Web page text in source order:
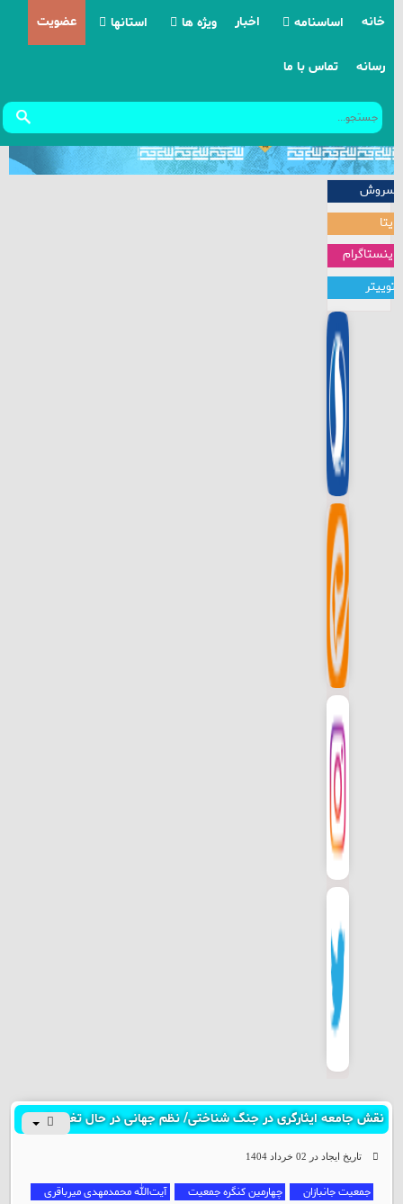
خانه اساسنامه
مرامنامه
اخبار ویژه ها
یادداشتها
استانها
اردبیل
گلستان
لرستان
عضویت
رسانه تماس با ما
سروش
ایتا
اینستاگرام
توییتر
نقش جامعه ایثارگری در جنگ شناختی/ نظم جهانی در حال تغییر است
تاریخ ایجاد در 02 خرداد 1404
جمعیت جانبازان چهارمین کنگره جمعیت آیت‌الله محمدمهدی میرباقری